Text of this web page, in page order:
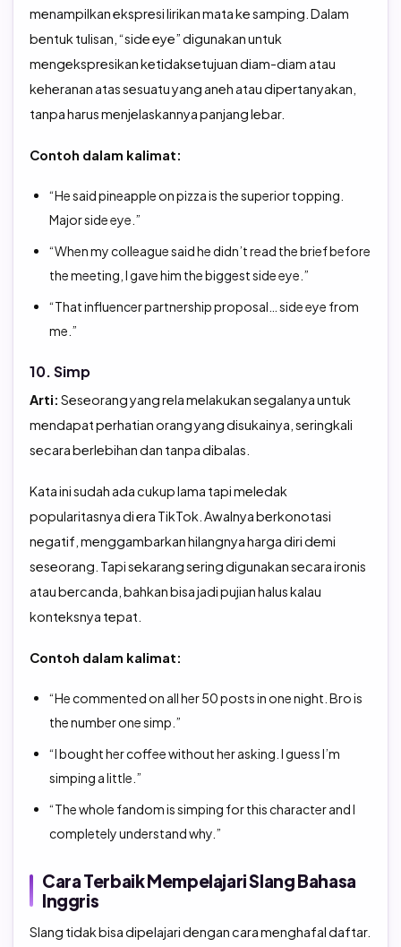
menampilkan ekspresi lirikan mata ke samping. Dalam
bentuk tulisan, “side eye” digunakan untuk
mengekspresikan ketidaksetujuan diam-diam atau
keheranan atas sesuatu yang aneh atau dipertanyakan,
tanpa harus menjelaskannya panjang lebar.
Contoh dalam kalimat:
“He said pineapple on pizza is the superior topping.
Major side eye.”
“When my colleague said he didn’t read the brief before
the meeting, I gave him the biggest side eye.”
“That influencer partnership proposal… side eye from
me.”
10. Simp
Arti: Seseorang yang rela melakukan segalanya untuk
mendapat perhatian orang yang disukainya, seringkali
secara berlebihan dan tanpa dibalas.
Kata ini sudah ada cukup lama tapi meledak
popularitasnya di era TikTok. Awalnya berkonotasi
negatif, menggambarkan hilangnya harga diri demi
seseorang. Tapi sekarang sering digunakan secara ironis
atau bercanda, bahkan bisa jadi pujian halus kalau
konteksnya tepat.
Contoh dalam kalimat:
“He commented on all her 50 posts in one night. Bro is
the number one simp.”
“I bought her coffee without her asking. I guess I’m
simping a little.”
“The whole fandom is simping for this character and I
completely understand why.”
Cara Terbaik Mempelajari Slang Bahasa
Inggris
Slang tidak bisa dipelajari dengan cara menghafal daftar.